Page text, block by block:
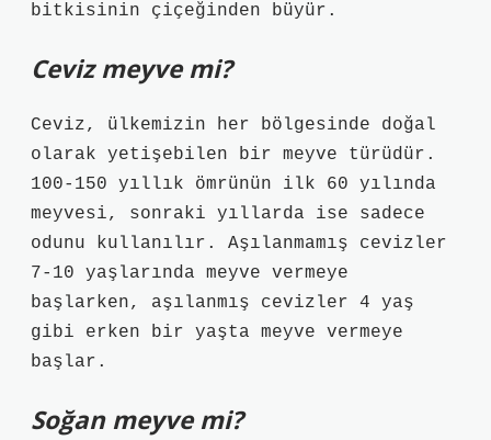
bitkisinin çiçeğinden büyür.
Ceviz meyve mi?
Ceviz, ülkemizin her bölgesinde doğal
olarak yetişebilen bir meyve türüdür.
100-150 yıllık ömrünün ilk 60 yılında
meyvesi, sonraki yıllarda ise sadece
odunu kullanılır. Aşılanmamış cevizler
7-10 yaşlarında meyve vermeye
başlarken, aşılanmış cevizler 4 yaş
gibi erken bir yaşta meyve vermeye
başlar.
Soğan meyve mi?